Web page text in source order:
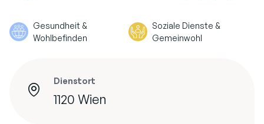
Gesundheit &
Wohlbefinden
Soziale Dienste &
Gemeinwohl
Dienstort
1120 Wien